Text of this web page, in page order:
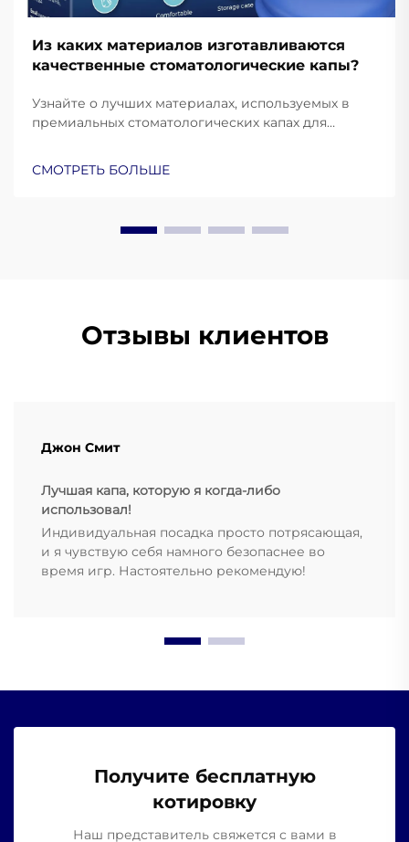
Из каких материалов изготавливаются
качественные стоматологические капы?
Узнайте о лучших материалах, используемых в
премиальных стоматологических капах для
улучшают эксплуатационные характеристики.
СМОТРЕТЬ БОЛЬШЕ
Отзывы клиентов
Джон Смит
Лучшая капа, которую я когда-либо
использовал!
Индивидуальная посадка просто потрясающая,
и я чувствую себя намного безопаснее во
время игр. Настоятельно рекомендую!
Получите бесплатную
котировку
Наш представитель свяжется с вами в